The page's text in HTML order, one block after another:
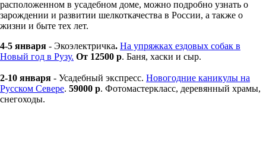
расположенном в усадебном доме, можно подробно узнать о
зарождении и развитии шелкоткачества в России, а также о
жизни и быте тех лет.
4-5 января - Экоэлектричка. На упряжках ездовых собак в
Новый год в Рузу. От 12500 р. Баня, хаски и сыр.
2-10 января - Усадебный экспресс. Новогодние каникулы на
Русском Севере. 59000 р. Фотомастеркласс, деревянный храмы,
снегоходы.